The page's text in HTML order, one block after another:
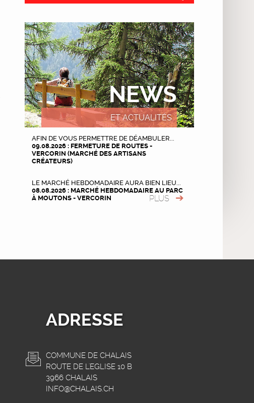
NEWS
ET ACTUALITÉS
AFIN DE VOUS PERMETTRE DE DÉAMBULER...
09.08.2026 : FERMETURE DE ROUTES -
VERCORIN (MARCHÉ DES ARTISANS
CRÉATEURS)
LE MARCHÉ HEBDOMADAIRE AURA BIEN LIEU...
08.08.2026 : MARCHÉ HEBDOMADAIRE AU PARC
À MOUTONS - VERCORIN
PLUS
ADRESSE
COMMUNE DE CHALAIS
ROUTE DE L'EGLISE 10 B
3966 CHALAIS
INFO@CHALAIS.CH